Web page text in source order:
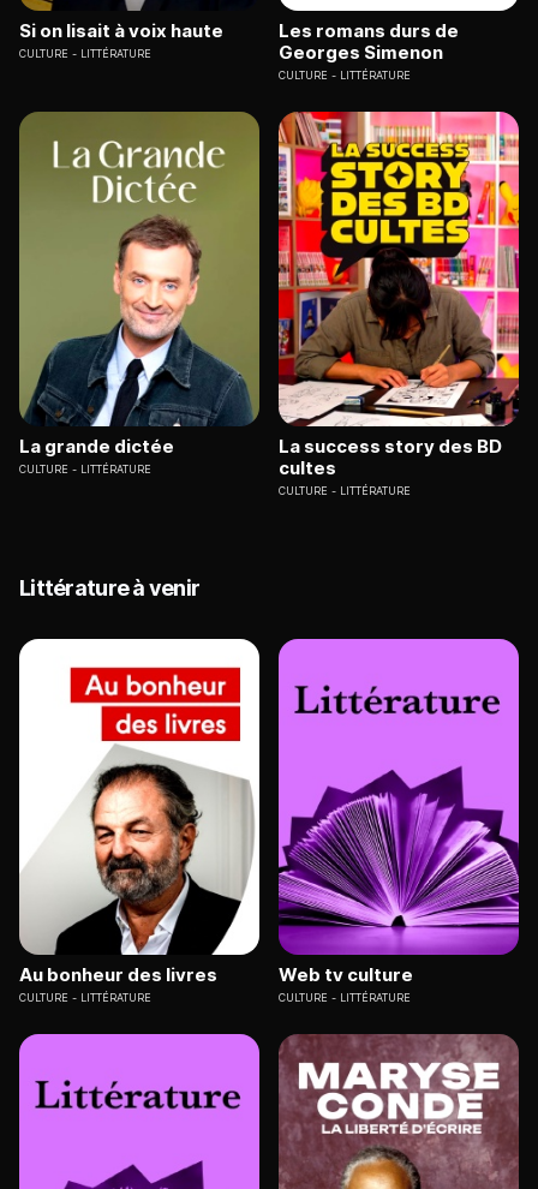
Si on lisait à voix haute
CULTURE LITTÉRATURE
Les romans durs de
Georges Simenon
CULTURE LITTÉRATURE
La grande dictée
CULTURE LITTÉRATURE
La success story des BD
cultes
CULTURE LITTÉRATURE
Littérature à venir
Au bonheur des livres
CULTURE LITTÉRATURE
Web tv culture
CULTURE LITTÉRATURE